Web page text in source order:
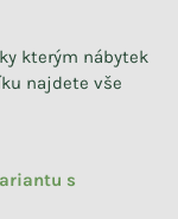
kterým nábytek
najdete vše
s